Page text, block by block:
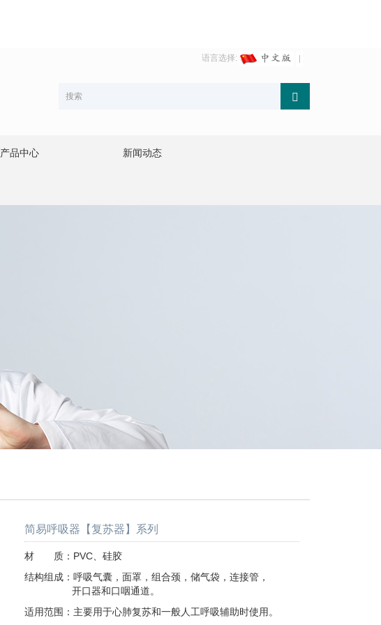
语言选择:
产品中心 新闻动态
简易呼吸器【复苏器】系列
材 质：PVC、硅胶
结构组成：呼吸气囊，面罩，组合颈，储气袋，连接管，
开口器和口咽通道。
适用范围：主要用于心肺复苏和一般人工呼吸辅助时使用。